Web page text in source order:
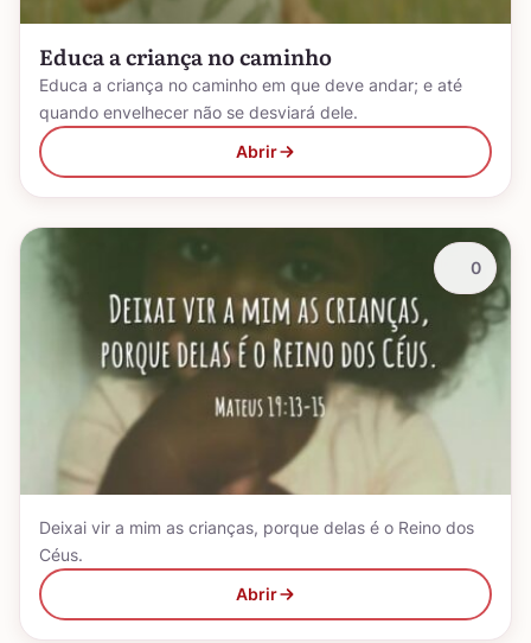
Educa a criança no caminho
Educa a criança no caminho em que deve andar; e até
quando envelhecer não se desviará dele.
Abrir
Deixai vir a mim as crianças, porque delas é o Reino dos
Céus.
Abrir
0